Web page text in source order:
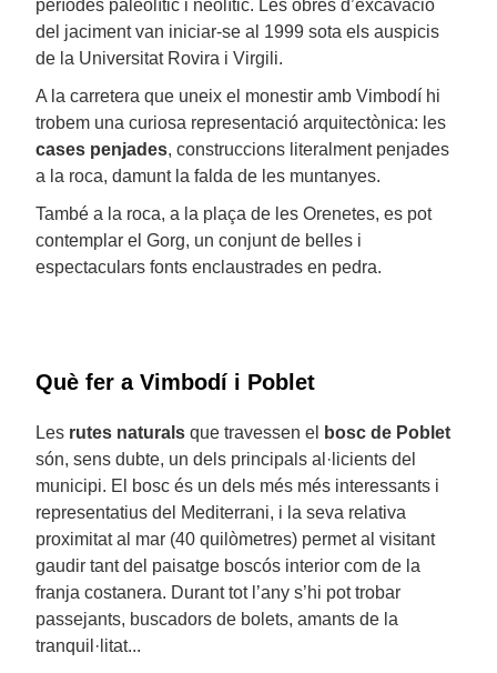
períodes paleolític i neolític. Les obres d’excavació
del jaciment van iniciar-se al 1999 sota els auspicis
de la Universitat Rovira i Virgili.
A la carretera que uneix el monestir amb Vimbodí hi
trobem una curiosa representació arquitectònica: les
cases penjades, construccions literalment penjades
a la roca, damunt la falda de les muntanyes.
També a la roca, a la plaça de les Orenetes, es pot
contemplar el Gorg, un conjunt de belles i
espectaculars fonts enclaustrades en pedra.
Què fer a Vimbodí i Poblet
Les rutes naturals que travessen el
bosc de Poblet
són, sens dubte, un dels principals al·licients del
municipi. El bosc és un dels més més interessants i
representatius del Mediterrani, i la seva relativa
proximitat al mar (40 quilòmetres) permet al visitant
gaudir tant del paisatge boscós interior com de la
franja costanera. Durant tot l’any s’hi pot trobar
passejants, buscadors de bolets, amants de la
tranquil·litat...